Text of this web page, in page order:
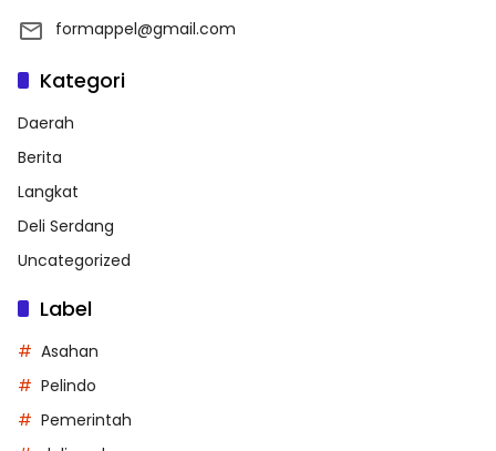
formappel@gmail.com
Kategori
Daerah
Berita
Langkat
Deli Serdang
Uncategorized
Label
Asahan
Pelindo
Pemerintah